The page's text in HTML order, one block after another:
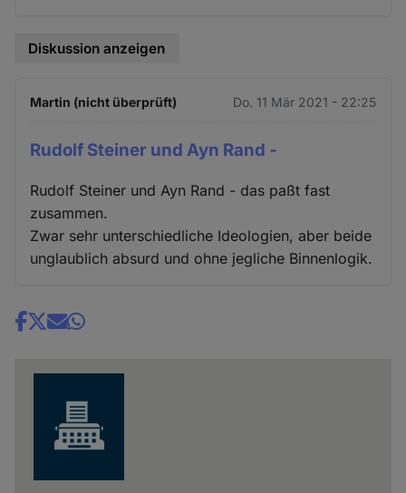
Diskussion anzeigen
Martin (nicht überprüft) Do. 11 Mär 2021 - 22:25
Rudolf Steiner und Ayn Rand -
Rudolf Steiner und Ayn Rand - das paßt fast
zusammen.
Zwar sehr unterschiedliche Ideologien, aber beide
unglaublich absurd und ohne jegliche Binnenlogik.
Share